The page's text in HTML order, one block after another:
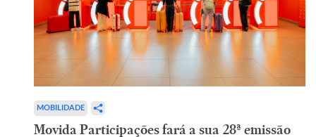
MOBILIDADE
Movida Participações fará a sua 28ª emissão